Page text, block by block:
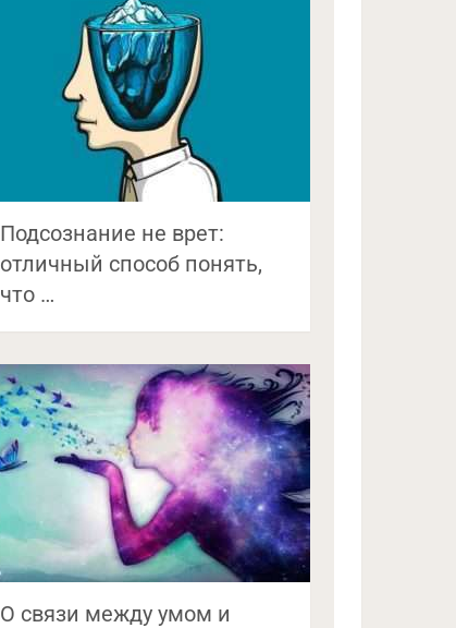
Подсознание не врет:
отличный способ понять,
что …
О связи между умом и